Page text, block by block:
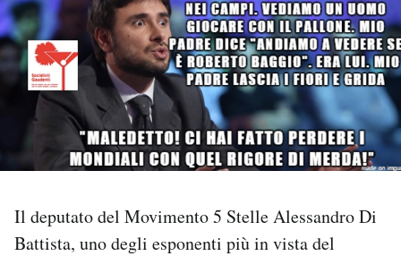
Economia
Sport
Altrecose
Mondiali calcio 2026
PODCAST
I MIEI PREFERITI
Il deputato del Movimento 5 Stelle Alessandro Di
Battista, uno degli esponenti più in vista del